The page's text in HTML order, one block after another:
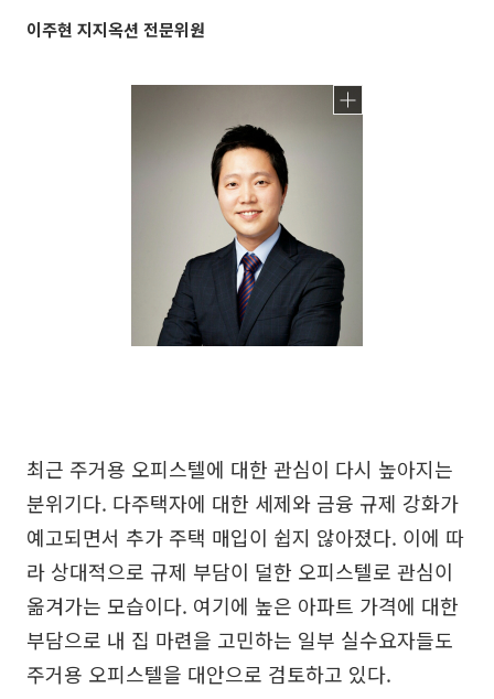
이주현 지지옥션 전문위원
최근 주거용 오피스텔에 대한 관심이 다시 높아지는
분위기다. 다주택자에 대한 세제와 금융 규제 강화가
예고되면서 추가 주택 매입이 쉽지 않아졌다. 이에 따
라 상대적으로 규제 부담이 덜한 오피스텔로 관심이
옮겨가는 모습이다. 여기에 높은 아파트 가격에 대한
부담으로 내 집 마련을 고민하는 일부 실수요자들도
주거용 오피스텔을 대안으로 검토하고 있다.